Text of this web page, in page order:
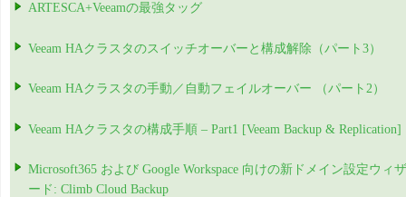
ARTESCA+Veeamの最強タッグ
Veeam HAクラスタのスイッチオーバーと構成解除（パート3）
Veeam HAクラスタの手動／自動フェイルオーバー （パート2）
Veeam HAクラスタの構成手順 – Part1 [Veeam Backup & Replication]
Microsoft365 および Google Workspace 向けの新ドメイン設定ウィザ
ード: Climb Cloud Backup